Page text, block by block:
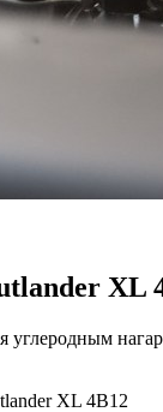
XL
XL 4B12